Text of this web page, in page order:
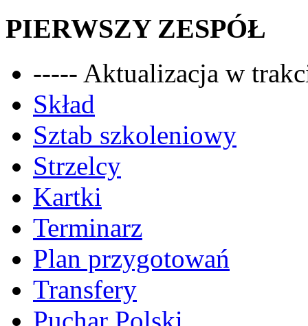
PIERWSZY ZESPÓŁ
----- Aktualizacja w
Skład
Sztab szkoleniowy
Strzelcy
Kartki
Terminarz
Plan przygotowań
Transfery
Puchar Polski